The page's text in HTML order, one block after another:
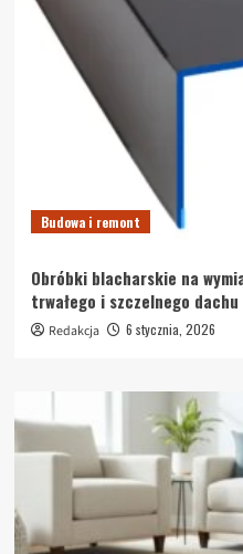
Budowa i remont
Obróbki blacharskie na
trwałego i szczelnego dachu
Redakcja 6 stycznia, 2026